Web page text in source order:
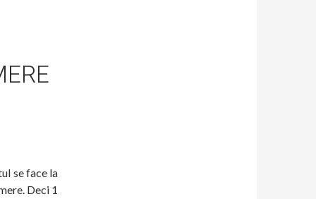
se face la
Deci 1